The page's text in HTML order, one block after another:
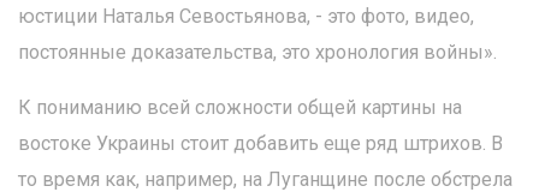
юстиции Наталья Севостьянова, - это фото, видео,
постоянные доказательства, это хронология войны».
К пониманию всей сложности общей картины на
востоке Украины стоит добавить еще ряд штрихов. В
то время как, например, на Луганщине после обстрела